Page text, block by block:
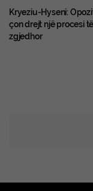
Kryeziu-Hyseni:
çon drejt një procesi
zgjedhor